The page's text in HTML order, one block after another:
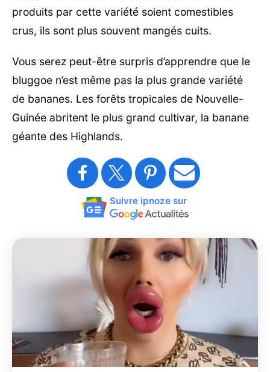
produits par cette variété soient comestibles
crus, ils sont plus souvent mangés cuits.
Vous serez peut-être surpris d’apprendre que le
bluggoe n’est même pas la plus grande variété
de bananes. Les forêts tropicales de Nouvelle-
Guinée abritent le plus grand cultivar, la banane
géante des Highlands.
Suivre ipnoze sur